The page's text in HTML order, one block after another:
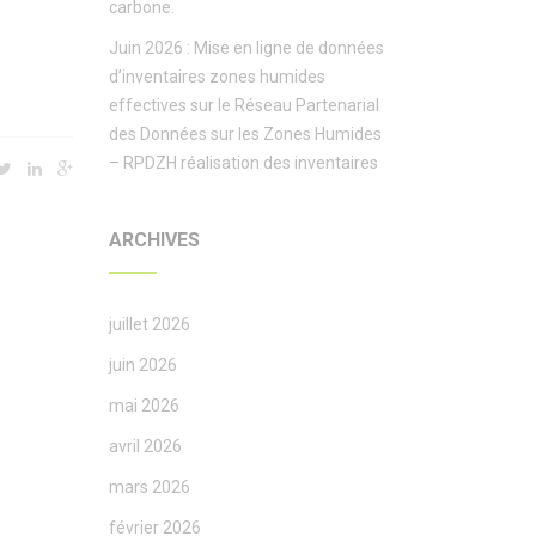
carbone.
Juin 2026 : Mise en ligne de données
d’inventaires zones humides
effectives sur le Réseau Partenarial
des Données sur les Zones Humides
– RPDZH réalisation des inventaires
ARCHIVES
juillet 2026
juin 2026
mai 2026
avril 2026
mars 2026
février 2026